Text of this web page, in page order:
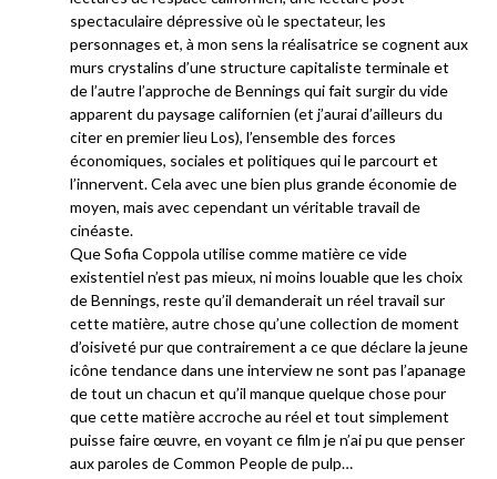
spectaculaire dépressive où le spectateur, les
personnages et, à mon sens la réalisatrice se cognent aux
murs crystalins d’une structure capitaliste terminale et
de l’autre l’approche de Bennings qui fait surgir du vide
apparent du paysage californien (et j’aurai d’ailleurs du
citer en premier lieu Los), l’ensemble des forces
économiques, sociales et politiques qui le parcourt et
l’innervent. Cela avec une bien plus grande économie de
moyen, mais avec cependant un véritable travail de
cinéaste.
Que Sofia Coppola utilise comme matière ce vide
existentiel n’est pas mieux, ni moins louable que les choix
de Bennings, reste qu’il demanderait un réel travail sur
cette matière, autre chose qu’une collection de moment
d’oisiveté pur que contrairement a ce que déclare la jeune
icône tendance dans une interview ne sont pas l’apanage
de tout un chacun et qu’il manque quelque chose pour
que cette matière accroche au réel et tout simplement
puisse faire œuvre, en voyant ce film je n’ai pu que penser
aux paroles de Common People de pulp…